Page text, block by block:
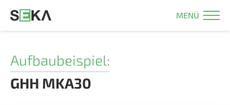
MENÜ
Aufbaubeispiel:
GHH MKA30